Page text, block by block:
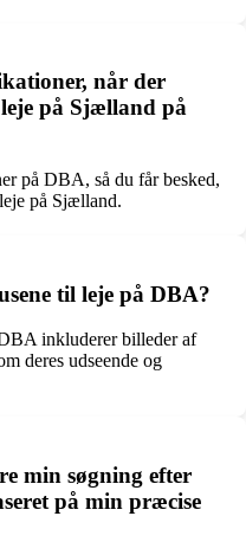
når der
på Sjælland på
på DBA, så du får besked,
på Sjælland.
til leje på DBA?
inkluderer billeder af
deres udseende og
min søgning efter
på min præcise